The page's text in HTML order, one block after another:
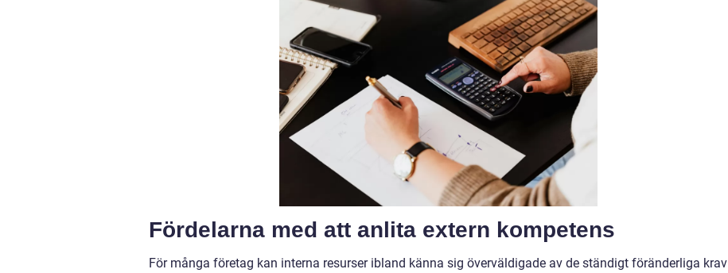
Fördelarna med att anlita extern kompetens
För många företag kan interna resurser ibland känna sig överväldigade av de ständigt föränderliga krav